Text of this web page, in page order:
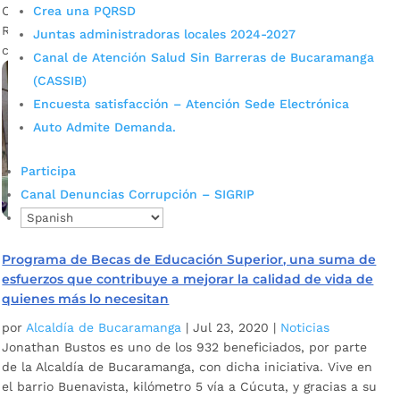
Crea una PQRSD
Juntas administradoras locales 2024-2027
Canal de Atención Salud Sin Barreras de Bucaramanga
(CASSIB)
Encuesta satisfacción – Atención Sede Electrónica
Auto Admite Demanda.
Participa
Canal Denuncias Corrupción – SIGRIP
Carlos Cárdenas, alcalde de Bucaramanga / Ana Leonor
Rueda Vivas, secretaria de Educación Las obras, que fueron
concertadas con la misma comunidad educativa, hacen […]
Programa de Becas de Educación Superior, una suma de
esfuerzos que contribuye a mejorar la calidad de vida de
quienes más lo necesitan
porAlcaldía de Bucaramanga |Jul 23, 2020 | Noticias
Jonathan Bustos es uno de los 932 beneficiados, por parte
de la Alcaldía de Bucaramanga, con dicha iniciativa. Vive en
el barrio Buenavista, kilómetro 5 vía a Cúcuta, y gracias a su